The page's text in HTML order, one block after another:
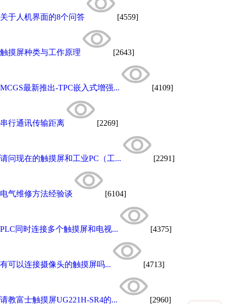
关于人机界面的8个问答 [4559]
触摸屏种类与工作原理 [2643]
MCGS最新推出-TPC嵌入式增强... [4109]
串行通讯传输距离 [2269]
请问现在的触摸屏和工业PC（工... [2291]
电气维修方法经验谈 [6104]
PLC同时连接多个触摸屏和电视... [4375]
有可以连接摄像头的触摸屏吗... [4713]
请教富士触摸屏UG221H-SR4的... [2960]